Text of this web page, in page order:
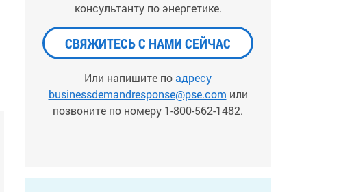
консультанту по энергетике.
СВЯЖИТЕСЬ С НАМИ СЕЙЧАС
Или напишите поадресу
businessdemandresponse@pse.com или
позвоните по номеру 1-800-562-1482.